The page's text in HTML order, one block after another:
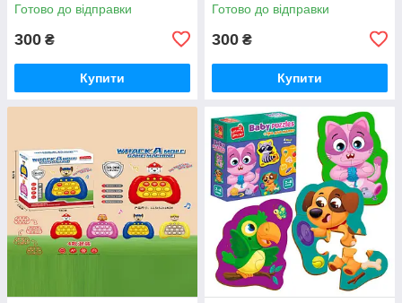
Готово до відправки
300 ₴
Купити
Готово до відправки
300 ₴
Купити